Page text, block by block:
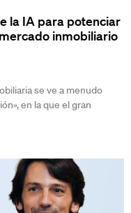
la IA para potenciar
inmobiliario
se ve a menudo
en la que el gran